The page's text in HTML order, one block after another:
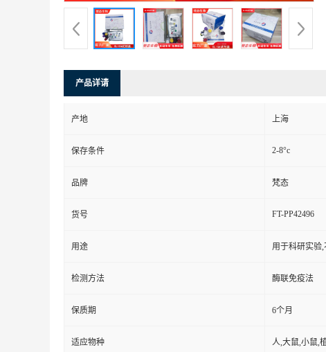
产品详请
产地 上海
保存条件 2-8°c
品牌 梵态
货号 FT-PP42496
用途 用于科研实验
检测方法 酶联免疫法
保质期 6个月
适应物种 人,大鼠,小鼠,